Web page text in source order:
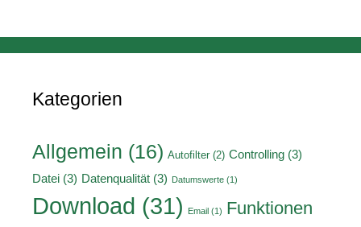
Kategorien
Allgemein (16) Autofilter (2) Controlling (3)
Datei (3) Datenqualität (3) Datumswerte (1)
Download (31) Email (1) Funktionen